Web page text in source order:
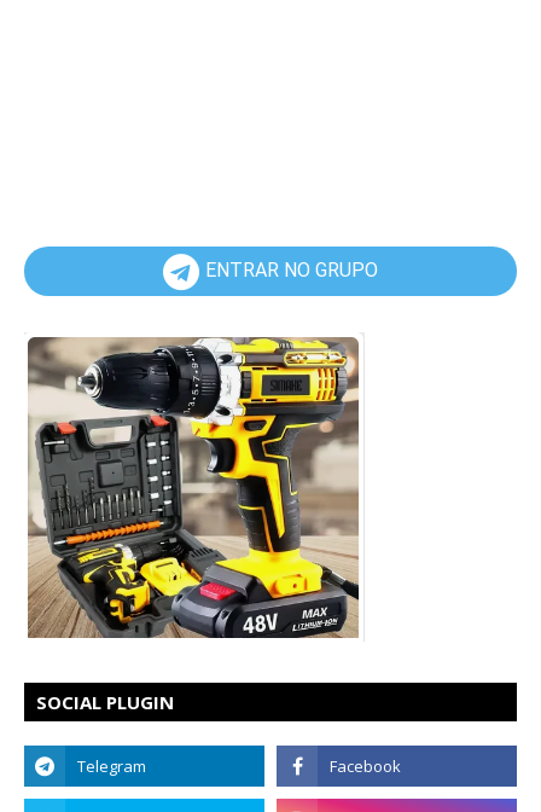
ENTRAR NO GRUPO
SOCIAL PLUGIN